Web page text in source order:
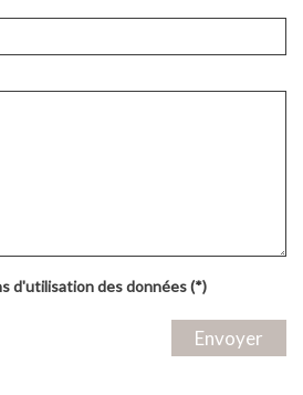
d'utilisation des données (*)
Envoyer